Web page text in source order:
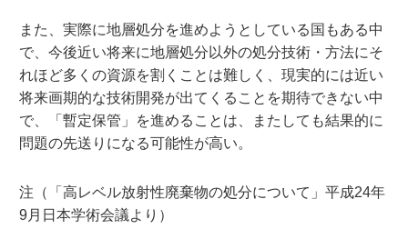
また、実際に地層処分を進めようとしている国もある中
で、今後近い将来に地層処分以外の処分技術・方法にそ
れほど多くの資源を割くことは難しく、現実的には近い
将来画期的な技術開発が出てくることを期待できない中
で、「暫定保管」を進めることは、またしても結果的に
問題の先送りになる可能性が高い。
注（「高レベル放射性廃棄物の処分について」平成24年
9月日本学術会議より）